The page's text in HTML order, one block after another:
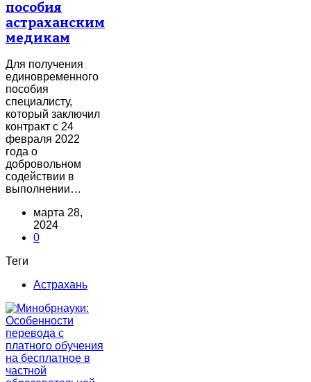
пособия
астраханским
медикам
Для получения
единовременного
пособия
специалисту,
который заключил
контракт с 24
февраля 2022
года о
добровольном
содействии в
выполнении…
марта 28,
2024
0
Теги
Астрахань